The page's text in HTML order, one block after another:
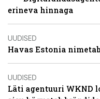
erineva hinnaga
UUDISED
Havas Estonia
UUDISED
Läti agentuuri WKND